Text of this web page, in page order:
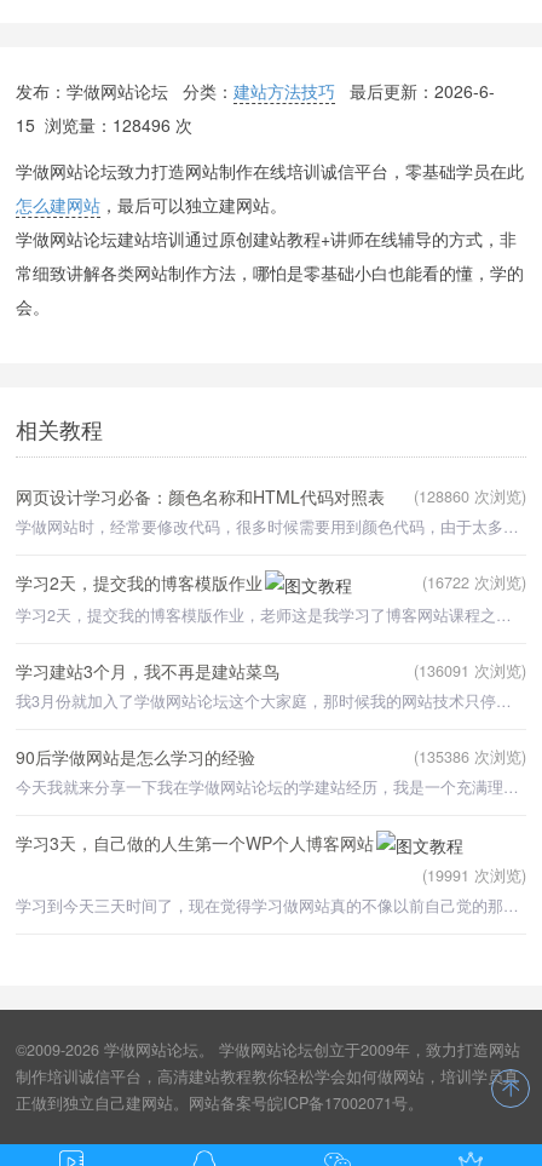
发布：学做网站论坛 分类：建站方法技巧 最后更新：2026-6-
15 浏览量：128496 次
学做网站论坛致力打造网站制作在线培训诚信平台，零基础学员在此
怎么建网站 ，最后可以独立建网站。
学做网站论坛建站培训通过原创建站教程+讲师在线辅导的方式，非
常细致讲解各类网站制作方法，哪怕是零基础小白也能看的懂，学的
会。
相关教程
网页设计学习必备：颜色名称和HTML代码对照表
(128860 次浏览)
学做网站时，经常要修改代码，很多时候需要用到颜色代码，由于太多，不可能都记住，所以找到了一个带有中文
学习2天，提交我的博客模版作业
(16722 次浏览)
学习2天，提交我的博客模版作业，老师这是我学习了博客网站课程之后，自己做的博客网站，感谢老师的课程，
学习建站3个月，我不再是建站菜鸟
(136091 次浏览)
我3月份就加入了学做网站论坛这个大家庭，那时候我的网站技术只停留在网上找一些网站源码放到自己的网站上
90后学做网站是怎么学习的经验
(135386 次浏览)
今天我就来分享一下我在学做网站论坛的学建站经历，我是一个充满理想和梦想的90后。由于当年学习成绩差
学习3天，自己做的人生第一个WP个人博客网站
(19991 次浏览)
学习到今天三天时间了，现在觉得学习做网站真的不像以前自己觉的那么难。当时加入会员时，还十分担心自己能
©2009-2026 学做网站论坛。 学做网站论坛创立于2009年，致力打造网站
制作培训诚信平台，高清建站教程教你轻松学会如何做网站，培训学员真
正做到独立自己建网站。网站备案号皖ICP备17002071号。